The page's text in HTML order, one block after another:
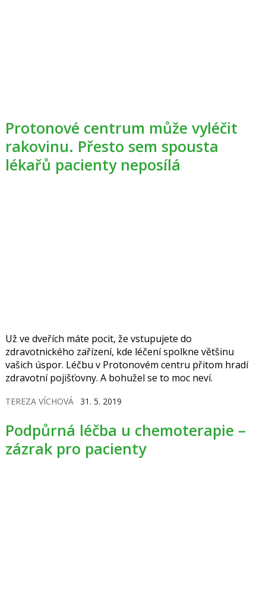
Protonové centrum může vyléčit
rakovinu. Přesto sem spousta
lékařů pacienty neposílá
Už ve dveřích máte pocit, že vstupujete do
zdravotnického zařízení, kde léčení spolkne většinu
vašich úspor. Léčbu v Protonovém centru přitom hradí
zdravotní pojišťovny. A bohužel se to moc neví.
TEREZA VÍCHOVÁ 31. 5. 2019
Podpůrná léčba u chemoterapie –
zázrak pro pacienty